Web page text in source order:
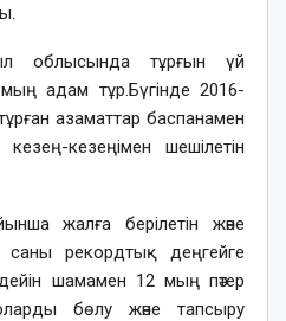
облысында тұрғын үй
адам тұр.Бүгінде 2016-
азаматтар баспанамен
кезеңімен шешілетін
жалға берілетін және
саны рекордтық деңгейге
шамамен 12 мың пәтер
бөлу және тапсыру